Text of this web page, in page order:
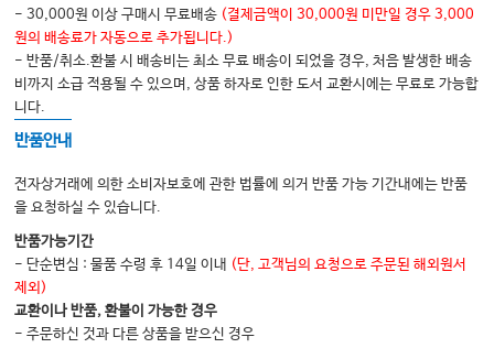
05 비외상성 척수손상
SECTION 03. 소아재활(Pediatric Rehabilitation)
06 뇌성마비
08 소아 발달장애
SECTION 04. 신경근골격재활(Neuromusculoskeletal Rehabilitation)
09 상지통증
10 하지통증
- 30,000원 이상 구매시 무료배송 (결제금액이 30,000원 미만일 경우 3,000
원의 배송료가 자동으로 추가됩니다.)
- 반품/취소.환불 시 배송비는 최소 무료 배송이 되었을 경우, 처음 발생한 배송
비까지 소급 적용될 수 있으며, 상품 하자로 인한 도서 교환시에는 무료로 가능합
니다.
반품안내
전자상거래에 의한 소비자보호에 관한 법률에 의거 반품 가능 기간내에는 반품
을 요청하실 수 있습니다.
반품가능기간
- 단순변심 : 물품 수령 후 14일 이내 (단, 고객님의 요청으로 주문된 해외원서
제외)
교환이나 반품, 환불이 가능한 경우
- 주문하신 것과 다른 상품을 받으신 경우